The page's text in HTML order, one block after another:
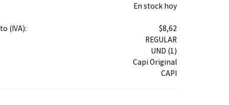
En stock hoy
(IVA):
$8,62
REGULAR
UND (1)
Capi Original
CAPI